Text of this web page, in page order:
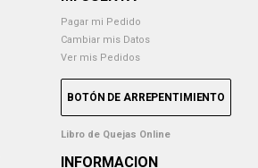
Pagar mi Pedido
Cambiar mis Datos
Ver mis Pedidos
BOTÓN DE ARREPENTIMIENTO
Libro de Quejas Online
INFORMACION